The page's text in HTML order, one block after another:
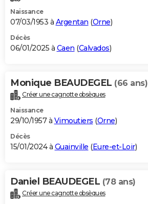
Dictionnaire
Biographies
Citations
Expressions
Proverbes
PROGRAMME TV
S'inscrire
Se connecter
Lycées
Collèges
Primaires
Universités
Entreprises
Service militaire
Avis de recherche
AVIS DE DÉCÈS
Bricolage
Lifestyle
Culture
Sport
Auto
Television
Voyage
Cinema
Naissance
07/03/1953 à Argentan (Orne)
Décès
06/01/2025 à Caen (Calvados)
Monique BEAUDEGEL (66 ans)
Créer une cagnotte obsèques
Naissance
29/10/1957 à Vimoutiers (Orne)
Décès
15/01/2024 à Guainville (Eure-et-Loir)
Daniel BEAUDEGEL (78 ans)
Créer une cagnotte obsèques